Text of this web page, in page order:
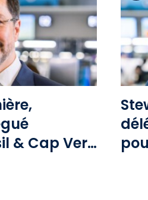
standard
& Cap Vert